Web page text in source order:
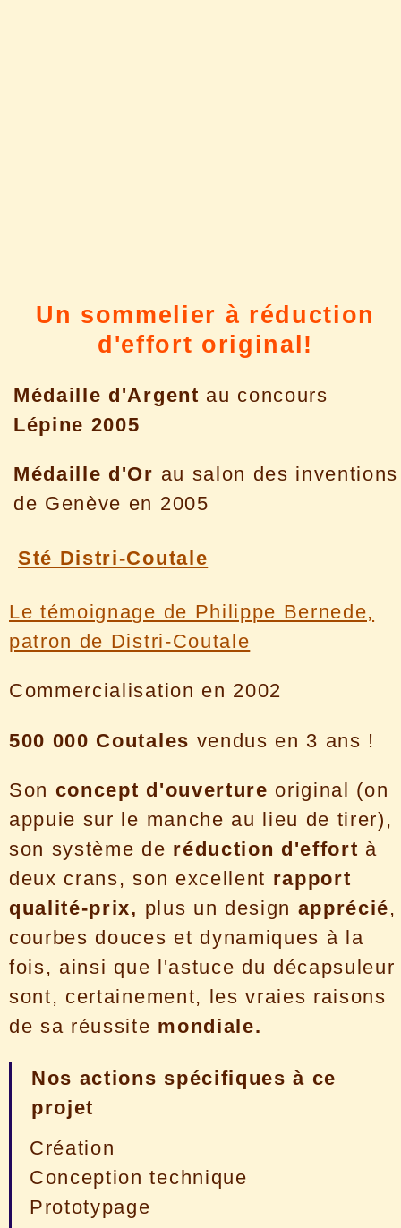
Un sommelier à réduction
d'effort original!
Médaille d'Argent au concours
Lépine 2005
Médaille d'Or au salon des inventions
de Genève en 2005
Sté Distri-Coutale
Le témoignage de Philippe Bernede,
patron de Distri-Coutale
Commercialisation en 2002
500 000 Coutales vendus en 3 ans !
Son concept d'ouverture original (on
appuie sur le manche au lieu de tirer),
son système de réduction d'effort à
deux crans, son excellent rapport
qualité-prix, plus un design apprécié,
courbes douces et dynamiques à la
fois, ainsi que l'astuce du décapsuleur
sont, certainement, les vraies raisons
de sa réussite mondiale.
Nos actions spécifiques à ce
projet
Création
Conception technique
Prototypage